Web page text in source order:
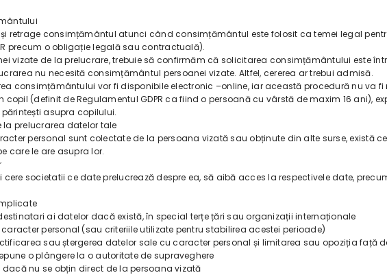
retrage consimțământul atunci când consimțământul este folosit ca temei legal
precum o obligație legală sau contractuală).
vizate de la prelucrare, trebuie să confirmăm că solicitarea consimțământului este
nu necesită consimțământul persoanei vizate. Altfel, cererea ar trebui admisă.
consimțământului vor fi disponibile electronic –online, iar această procedură nu va fi
(definit de Regulamentul GDPR ca fiind o persoană cu vârstă de maxim 16 ani),
asupra copilului.
la prelucrarea datelor tale
personal sunt colectate de la persoana vizată sau obținute din alte surse, există
care le are asupra lor.
cere societatii ce date prelucrează despre ea, să aibă acces la respectivele date,
ai datelor dacă există, în special terțe țări sau organizații internaționale
personal (sau criteriile utilizate pentru stabilirea acestei perioade)
sau ștergerea datelor sale cu caracter personal și limitarea sau opoziția față
o plângere la o autoritate de supraveghere
nu se obțin direct de la persoana vizată